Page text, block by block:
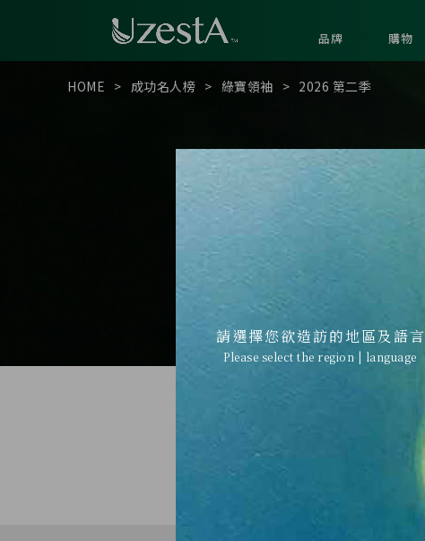
品牌 購物
HOME 成功名人榜 綠寶領袖 2026 第二季
請選擇您欲造訪的地區及語言
Please select the region | language